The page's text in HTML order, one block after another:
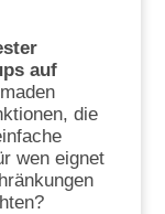
auf
die
wen eignet